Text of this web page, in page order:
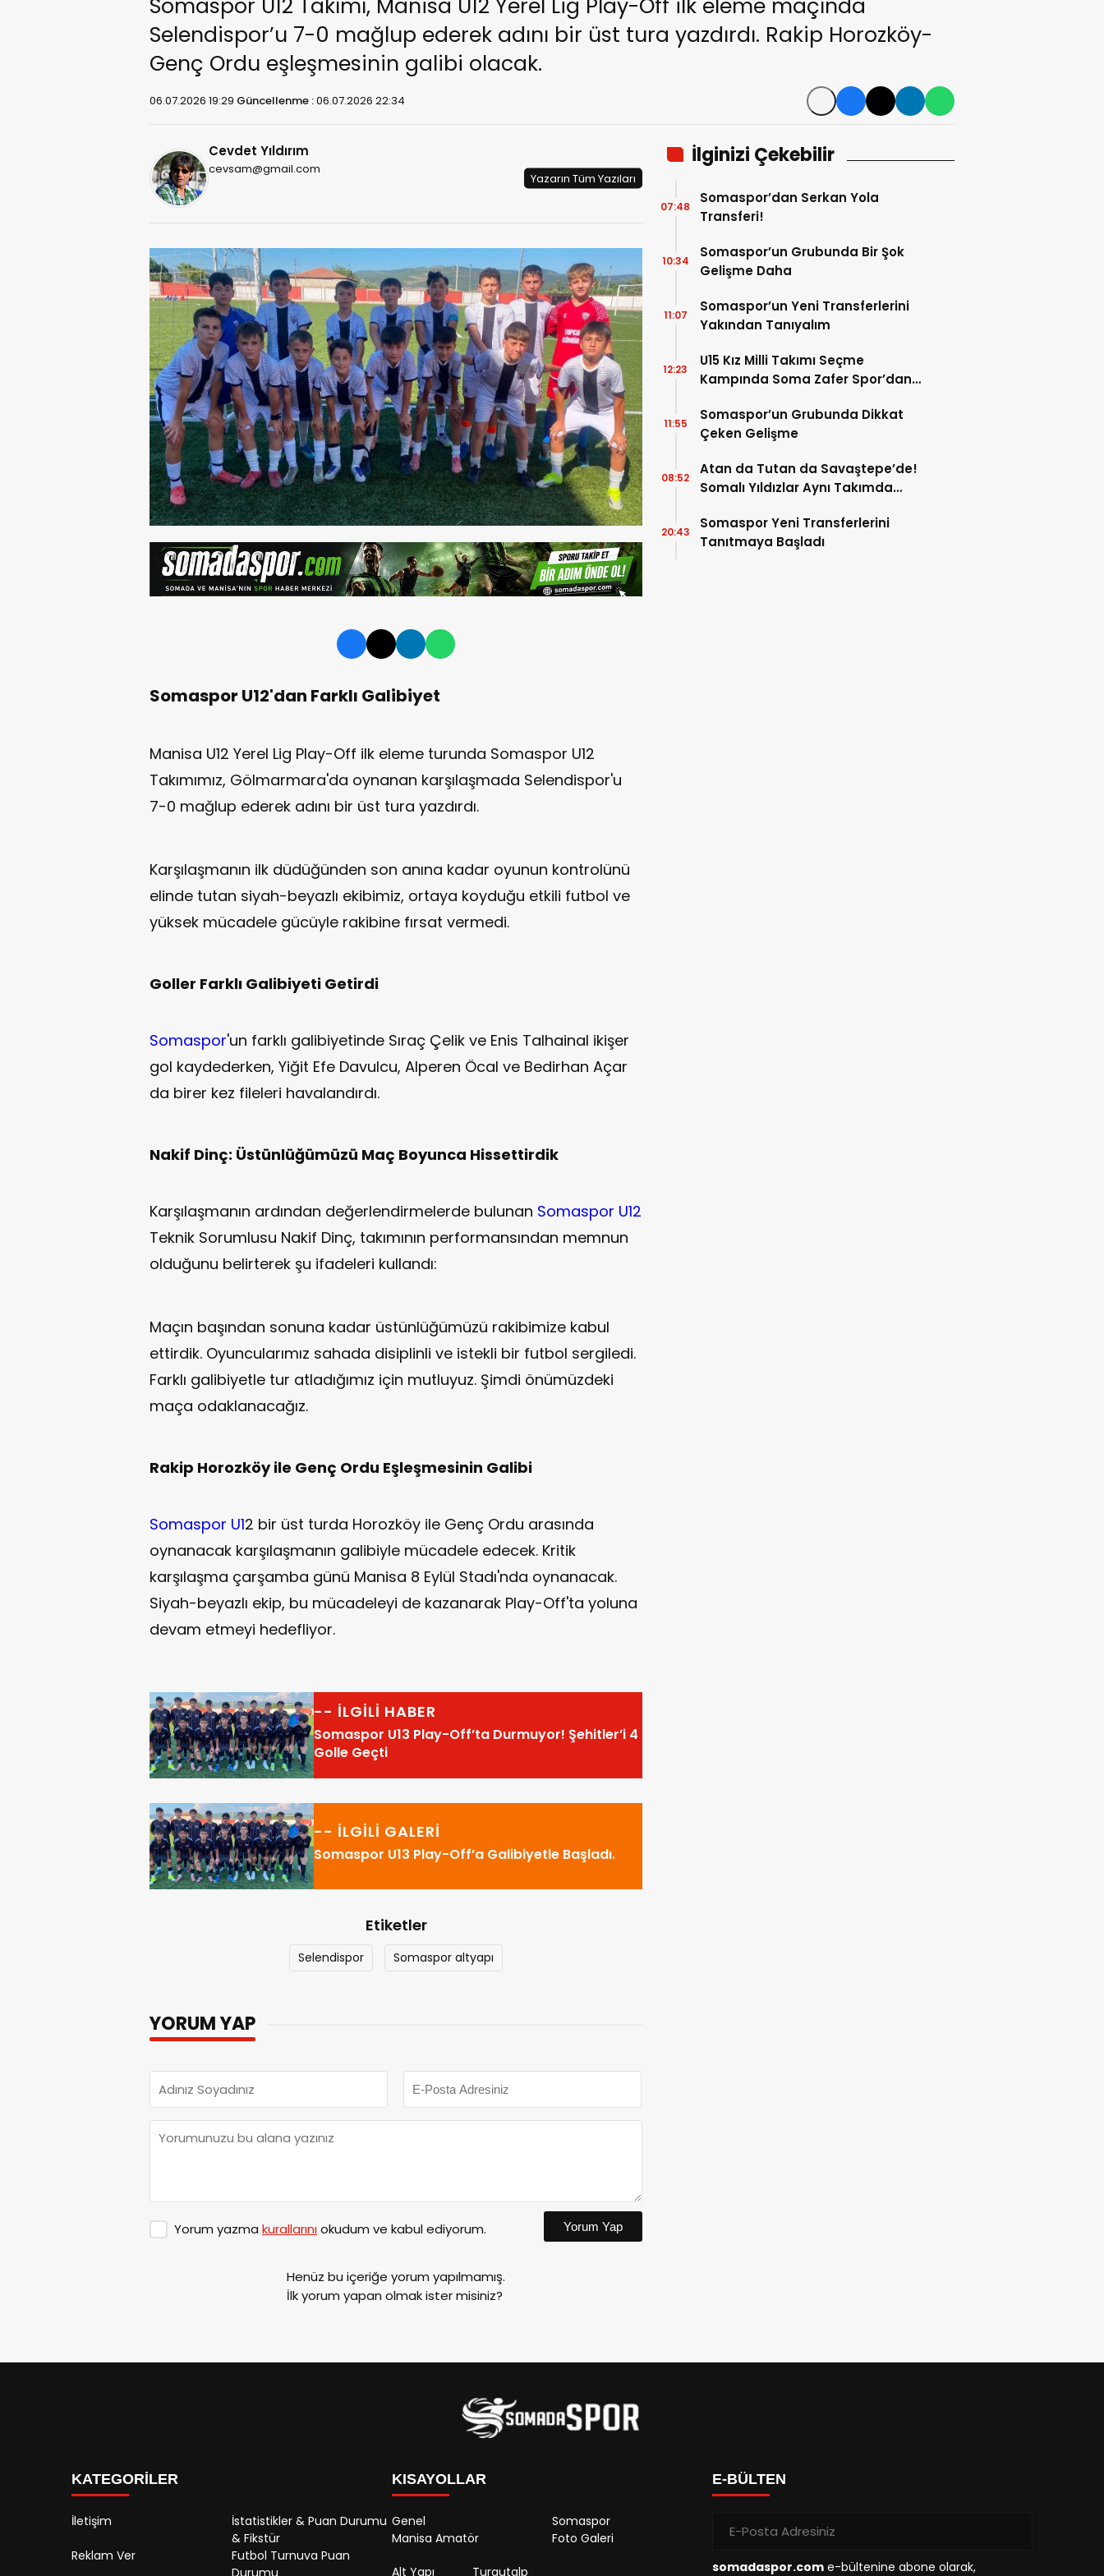
Somaspor U12 Takımı, Manisa U12 Yerel Lig Play-Off ilk eleme maçında
Selendispor’u 7-0 mağlup ederek adını bir üst tura yazdırdı. Rakip Horozköy-
Genç Ordu eşleşmesinin galibi olacak.
06.07.2026 19:29 Güncellenme :06.07.2026 22:34
Cevdet Yıldırım
cevsam@gmail.com
Yazarın Tüm Yazıları
Somaspor U12'dan Farklı Galibiyet
Manisa U12 Yerel Lig Play-Off ilk eleme turunda Somaspor U12
Takımımız, Gölmarmara'da oynanan karşılaşmada Selendispor'u
7-0 mağlup ederek adını bir üst tura yazdırdı.
Karşılaşmanın ilk düdüğünden son anına kadar oyunun kontrolünü
elinde tutan siyah-beyazlı ekibimiz, ortaya koyduğu etkili futbol ve
yüksek mücadele gücüyle rakibine fırsat vermedi.
Goller Farklı Galibiyeti Getirdi
Somaspor'un farklı galibiyetinde Sıraç Çelik ve Enis Talhainal ikişer
gol kaydederken, Yiğit Efe Davulcu, Alperen Öcal ve Bedirhan Açar
da birer kez fileleri havalandırdı.
Nakif Dinç: Üstünlüğümüzü Maç Boyunca Hissettirdik
Karşılaşmanın ardından değerlendirmelerde bulunan Somaspor U12
Teknik Sorumlusu Nakif Dinç, takımının performansından memnun
olduğunu belirterek şu ifadeleri kullandı:
Maçın başından sonuna kadar üstünlüğümüzü rakibimize kabul
ettirdik. Oyuncularımız sahada disiplinli ve istekli bir futbol sergiledi.
Farklı galibiyetle tur atladığımız için mutluyuz. Şimdi önümüzdeki
maça odaklanacağız.
Rakip Horozköy ile Genç Ordu Eşleşmesinin Galibi
Somaspor U12 bir üst turda Horozköy ile Genç Ordu arasında
oynanacak karşılaşmanın galibiyle mücadele edecek. Kritik
karşılaşma çarşamba günü Manisa 8 Eylül Stadı'nda oynanacak.
Siyah-beyazlı ekip, bu mücadeleyi de kazanarak Play-Off'ta yoluna
devam etmeyi hedefliyor.
-- İLGİLİ HABER
Somaspor U13 Play-Off’ta Durmuyor! Şehitler’i 4
Golle Geçti
-- İLGİLİ GALERİ
Somaspor U13 Play-Off’a Galibiyetle Başladı.
Etiketler
Selendispor Somaspor altyapı
YORUM YAP
Yorum yazma kurallarınıokudum ve kabul ediyorum. Yorum Yap
Henüz bu içeriğe yorum yapılmamış.
İlk yorum yapan olmak ister misiniz?
İlginizi Çekebilir
Somaspor’dan Serkan Yola
Transferi!
07:48
Somaspor’un Grubunda Bir Şok
Gelişme Daha
10:34
Somaspor’un Yeni Transferlerini
Yakından Tanıyalım
11:07
U15 Kız Milli Takımı Seçme
Kampında Soma Zafer Spor’dan
12:23
Somaspor’un Grubunda Dikkat
Çeken Gelişme
11:55
Atan da Tutan da Savaştepe’de!
Somalı Yıldızlar Aynı Takımda
08:52
Somaspor Yeni Transferlerini
Tanıtmaya Başladı
20:43
KATEGORİLER
İletişim
İstatistikler & Puan Durumu
& Fikstür
Reklam Ver
Futbol Turnuva Puan
Durumu
KISAYOLLAR
Genel
Somaspor
Manisa Amatör
Alt Yapı Turgutalp
Foto Galeri
E-BÜLTEN
somadaspor.com e-bültenine abone olarak,